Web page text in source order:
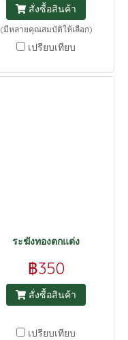
สั่งซื้อสินค้า
(มีหลายคุณสมบัติให้เลือก)
เปรียบเทียบ
ระฆังทองตกแต่ง
฿350
สั่งซื้อสินค้า
เปรียบเทียบ